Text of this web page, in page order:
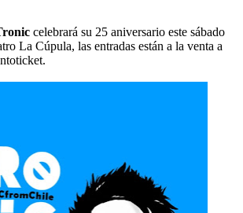
celebrará su 25 aniversario este sábado
La Cúpula, las entradas están a la venta a